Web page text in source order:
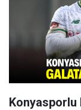
Konyasporlu